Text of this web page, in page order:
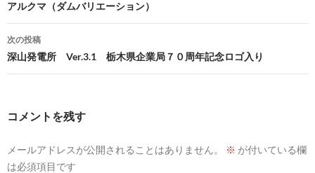
稿
ナ
ビ
ゲ
ョ
アルクマ（ダムバリエーション）
次の投稿
深山発電所 Ver.3.1 栃木県企業局７０周年記念ロゴ入り
コメントを残す
メールアドレスが公開されることはありません。 ※ が付いている欄
は必須項目です